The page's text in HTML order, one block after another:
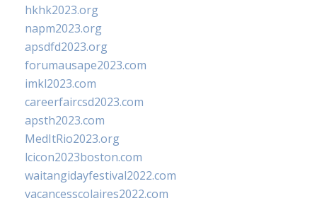
hkhk2023.org
napm2023.org
apsdfd2023.org
forumausape2023.com
imkl2023.com
careerfaircsd2023.com
apsth2023.com
MedItRio2023.org
lcicon2023boston.com
waitangidayfestival2022.com
vacancesscolaires2022.com